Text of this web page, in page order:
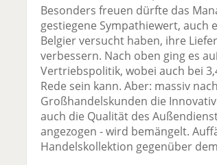
Besonders freuen dürfte das
gestiegene Sympathiewert, auch
Belgier versucht haben, ihre
verbessern. Nach oben ging es
Vertriebspolitik, wobei auch bei
Rede sein kann. Aber: massiv
Großhandelskunden die
auch die Qualität des
angezogen - wird bemängelt.
Handelskollektion gegenüber